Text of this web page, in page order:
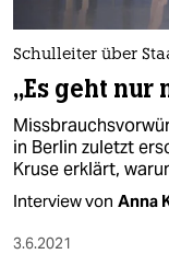
nord
wahrheit
verlag
verlag
veranstaltungen
Schulleiter über
„Es geht
in Berlin zuletzt
Kruse erklärt,
Interview von Anna
3.6.2021